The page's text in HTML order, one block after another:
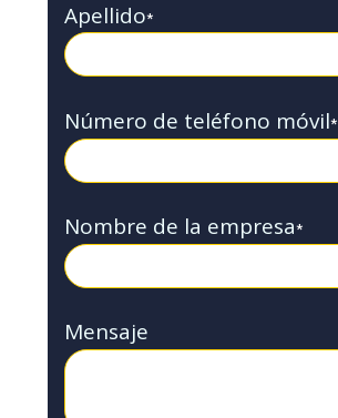
Apellido*
Número de teléfono móvil*
Nombre de la empresa*
Mensaje